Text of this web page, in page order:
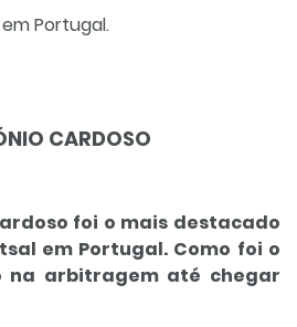
Portugal.
CARDOSO
foi o mais destacado
em Portugal. Como foi o
na arbitragem até chegar